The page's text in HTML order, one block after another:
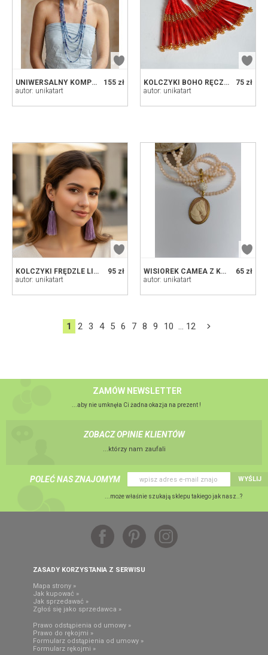
155 zł
UNIWERSALNY KOMPLET Z KORALIKÓW: NASZYJNIK I BRANSOLETKA BOHO - SZKŁO I HEMATYT - WIELE MOŻLIWOŚCI
autor: unikatart
75 zł
KOLCZYKI BOHO RĘCZNIE ROBIONE KOLCZYKI BOHO – CZERWONE KASKADY Z KORALIKÓW (7 CM)
autor: unikatart
95 zł
KOLCZYKI FRĘDZLE LILI ELEGANCKIE KOLCZYKI CHWOSTY Z KORALIKÓW – INTENSYWNY FIOLET
autor: unikatart
65 zł
WISIOREK CAMEA Z KONIEM AMAZONKA KLASYCZNA BIŻUTERIA
autor: unikatart
1 2 3 4 5 6 7 8 9 10 ... 12
ZAMÓW NEWSLETTER
...aby nie umknęła Ci żadna okazja na prezent !
ZOBACZ OPINIE KLIENTÓW
...którzy nam zaufali
POLEĆ NAS ZNAJOMYM WYŚLIJ
...może właśnie szukają sklepu takiego jak nasz..?
ZASADY KORZYSTANIA Z SERWISU
Mapa strony »
Jak kupować »
Jak sprzedawać »
Zgłoś się jako sprzedawca »
Prawo odstąpienia od umowy »
Prawo do rękojmi »
Formularz odstąpienia od umowy »
Formularz rękojmi »